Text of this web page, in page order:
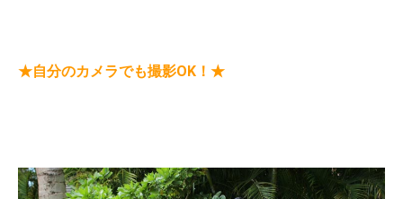
★自分のカメラでも撮影OK！★